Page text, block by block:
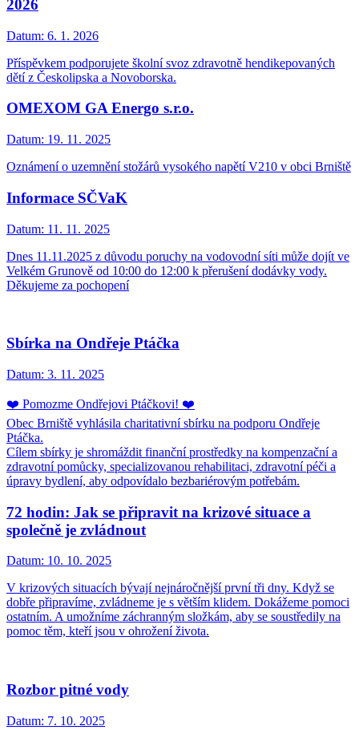
2026
Datum: 6. 1. 2026
Příspěvkem podporujete školní svoz zdravotně hendikepovaných
dětí z Českolipska a Novoborska.
OMEXOM GA Energo s.r.o.
Datum: 19. 11. 2025
Oznámení o uzemnění stožárů vysokého napětí V210 v obci Brniště
Informace SČVaK
Datum: 11. 11. 2025
Dnes 11.11.2025 z důvodu poruchy na vodovodní síti může dojít ve
Velkém Grunově od 10:00 do 12:00 k přerušení dodávky vody.
Děkujeme za pochopení
Sbírka na Ondřeje Ptáčka
Datum: 3. 11. 2025
❤️ Pomozme Ondřejovi Ptáčkovi! ❤️
Obec Brniště vyhlásila charitativní sbírku na podporu Ondřeje
Ptáčka.
Cílem sbírky je shromáždit finanční prostředky na kompenzační a
zdravotní pomůcky, specializovanou rehabilitaci, zdravotní péči a
úpravy bydlení, aby odpovídalo bezbariérovým potřebám.
72 hodin: Jak se připravit na krizové situace a
společně je zvládnout
Datum: 10. 10. 2025
V krizových situacích bývají nejnáročnější první tři dny. Když se
dobře připravíme, zvládneme je s větším klidem. Dokážeme pomoci
ostatním. A umožníme záchranným složkám, aby se soustředily na
pomoc těm, kteří jsou v ohrožení života.
Rozbor pitné vody
Datum: 7. 10. 2025